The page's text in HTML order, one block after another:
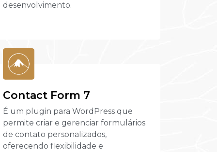
desenvolvimento.
Contact Form 7
É um plugin para WordPress que
permite criar e gerenciar formulários
de contato personalizados,
oferecendo flexibilidade e